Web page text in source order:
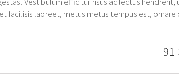
facilisis laoreet, metus metus tempus est,
91